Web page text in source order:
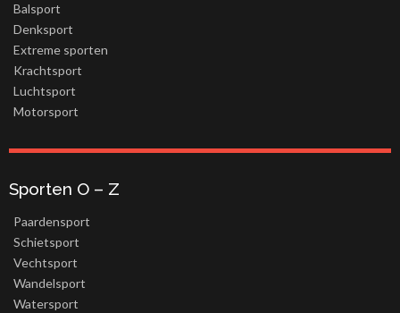
Balsport
Denksport
Extreme sporten
Krachtsport
Luchtsport
Motorsport
Sporten O – Z
Paardensport
Schietsport
Vechtsport
Wandelsport
Watersport